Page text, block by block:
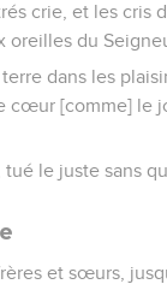
crie, et les cris
oreilles du
dans les
cœur [comme] le
le juste sans
et sœurs,